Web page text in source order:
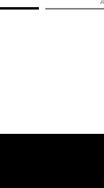
フォーカスブ